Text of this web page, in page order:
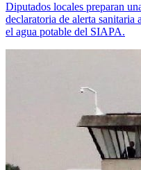
Diputados locales preparan
declaratoria de alerta sanitaria
el agua potable del SIAPA.